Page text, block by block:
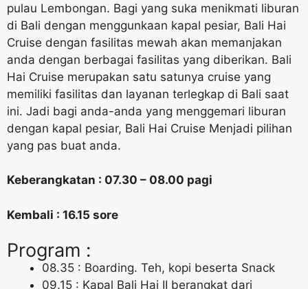
pulau Lembongan. Bagi yang suka menikmati liburan
di Bali dengan menggunkaan kapal pesiar, Bali Hai
Cruise dengan fasilitas mewah akan memanjakan
anda dengan berbagai fasilitas yang diberikan. Bali
Hai Cruise merupakan satu satunya cruise yang
memiliki fasilitas dan layanan terlegkap di Bali saat
ini. Jadi bagi anda-anda yang menggemari liburan
dengan kapal pesiar, Bali Hai Cruise Menjadi pilihan
yang pas buat anda.
Keberangkatan : 07.30 – 08.00 pagi
Kembali : 16.15 sore
Program :
08.35 : Boarding. Teh, kopi beserta Snack
09.15 : Kapal Bali Hai II berangkat dari